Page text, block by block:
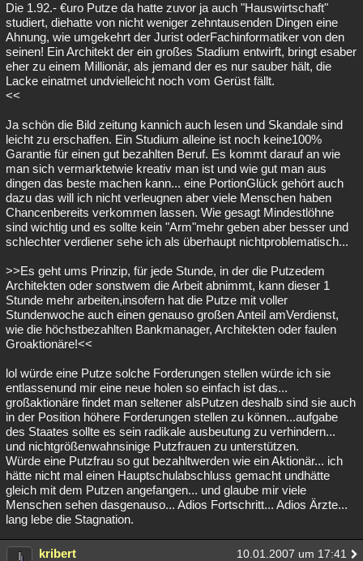
Die 1.92.- €uro Putze da hatte zuvor ja auch "Hauswirtschaft"
studiert, diehatte von nicht weniger zehntausenden Dingen eine
Ahnung, wie umgekehrt der Jurist oderFachinformatiker von den
seinen! Ein Architekt der ein großes Stadium entwirft, bringt esaber
eher zu einem Millionär, als jemand der es nur sauber hält, die
Lacke einatmet undvielleicht noch vom Gerüst fällt.
<<
Ja schön die Bild zeitung kannich auch lesen und Skandale sind
leicht zu erschaffen. Ein Studium alleine ist noch keine100%
Garantie für einen gut bezahlten Beruf. Es kommt darauf an wie
man sich vermarktetwie kreativ man ist und wie gut man aus
dingen das beste machen kann... eine PortionGlück gehört auch
dazu das will ich nicht verleugnen aber viele Menschen haben
Chancenbereits verkommen lassen. Wie gesagt Mindestlöhne
sind wichtig und es sollte kein "Arm"mehr geben aber besser und
schlechter verdiener sehe ich als überhaupt nichtproblematisch...
>>Es geht ums Prinzip, für jede Stunde, in der die Putzedem
Architekten oder sonstwem die Arbeit abnimmt, kann dieser 1
Stunde mehr arbeiten,insofern hat die Putze mit voller
Stundenwoche auch einen genauso großen Anteil amVerdienst,
wie die höchstbezahlten Bankmanager, Architekten oder faulen
Groaktionäre!<<
lol würde eine Putze solche Forderungen stellen würde ich sie
entlassenund mir eine neue holen so einfach ist das...
großaktionäre findet man seltener alsPutzen deshalb sind sie auch
in der Position höhere Forderungen stellen zu können...aufgabe
des Staates sollte es sein radikale ausbeutung zu verhindern...
und nichtgrößenwahnsinige Putzfrauen zu unterstützen.
Würde eine Putzfrau so gut bezahltwerden wie ein Aktionär... ich
hätte nicht mal einen Hauptschulabschluss gemacht undhätte
gleich mit dem Putzen angefangen... und glaube mir viele
Menschen sehen dasgenauso... Adios Fortschritt... Adios Ärzte...
lang lebe die Stagnation.
kribert 10.01.2007 um 17:41